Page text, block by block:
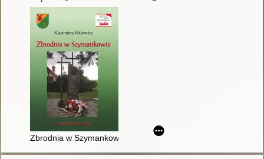
Zbrodnia w Szymankowie 1 września 1939 roku